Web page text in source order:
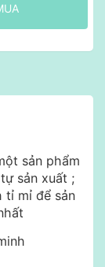
sản phẩm
sản xuất ;
mỉ để sản